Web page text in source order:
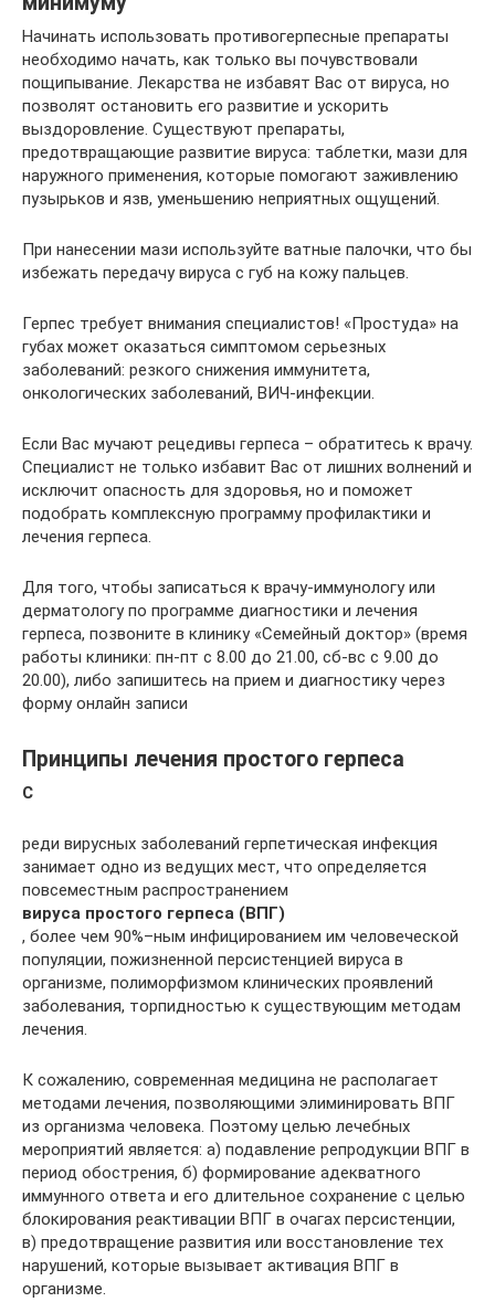
Начинать использовать противогерпесные препараты
необходимо начать, как только вы почувствовали
пощипывание. Лекарства не избавят Вас от вируса, но
позволят остановить его развитие и ускорить
выздоровление. Существуют препараты,
предотвращающие развитие вируса: таблетки, мази для
наружного применения, которые помогают заживлению
пузырьков и язв, уменьшению неприятных ощущений.
При нанесении мази используйте ватные палочки, что бы
избежать передачу вируса с губ на кожу пальцев.
Герпес требует внимания специалистов! «Простуда» на
губах может оказаться симптомом серьезных
заболеваний: резкого снижения иммунитета,
онкологических заболеваний, ВИЧ-инфекции.
Если Вас мучают рецедивы герпеса – обратитесь к врачу.
Специалист не только избавит Вас от лишних волнений и
исключит опасность для здоровья, но и поможет
подобрать комплексную программу профилактики и
лечения герпеса.
Для того, чтобы записаться к врачу-иммунологу или
дерматологу по программе диагностики и лечения
герпеса, позвоните в клинику «Семейный доктор» (время
работы клиники: пн-пт с 8.00 до 21.00, сб-вс с 9.00 до
20.00), либо запишитесь на прием и диагностику через
форму онлайн записи
Принципы лечения простого герпеса
С
реди вирусных заболеваний герпетическая инфекция
занимает одно из ведущих мест, что определяется
повсеместным распространением
вируса простого герпеса (ВПГ)
, более чем 90%–ным инфицированием им человеческой
популяции, пожизненной персистенцией вируса в
организме, полиморфизмом клинических проявлений
заболевания, торпидностью к существующим методам
лечения.
К сожалению, современная медицина не располагает
методами лечения, позволяющими элиминировать ВПГ
из организма человека. Поэтому целью лечебных
мероприятий является: а) подавление репродукции ВПГ в
период обострения, б) формирование адекватного
иммунного ответа и его длительное сохранение с целью
блокирования реактивации ВПГ в очагах персистенции,
в) предотвращение развития или восстановление тех
нарушений, которые вызывает активация ВПГ в
организме.